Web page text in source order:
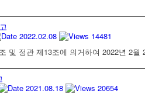
2022.02.08
14481
및 정관 제13조에 의거하여 2022년 2월
2021.08.18
20654